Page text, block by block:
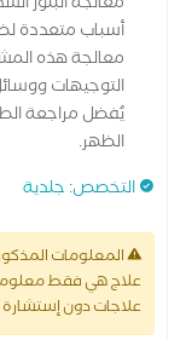
أسباب متعددة
معالجة هذه
التوجيهات
يُفضل مراجعة
الظهر.
التخصص: جلدية
المعلومات
علاج هي فقط
علاجات دون إستشارة